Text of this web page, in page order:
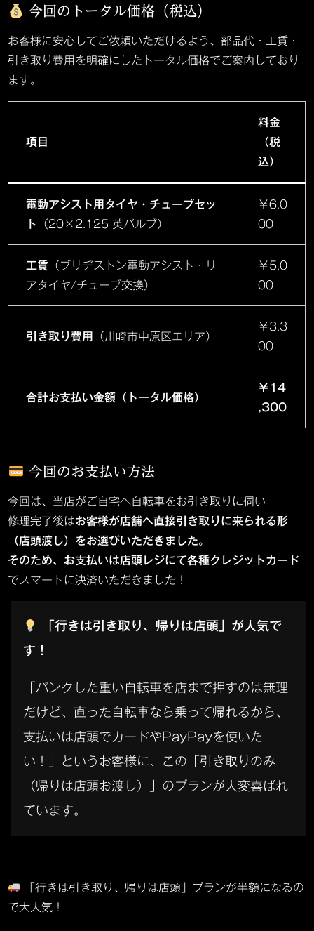
今回のトータル価格（税込）
お客様に安心してご依頼いただけるよう、部品代・工賃・
引き取り費用を明確にしたトータル価格でご案内しており
ます。
項目
料金
（税
込）
電動アシスト用タイヤ・チューブセッ
ト
（20×2.125 英バルブ）
￥6,0
00
工賃 （ブリヂストン電動アシスト・リ
アタイヤ/チューブ交換）
￥5,0
00
引き取り費用 （川崎市中原区エリア）
￥3,3
00
合計お支払い金額（トータル価格）
￥14
,300
今回のお支払い方法
今回は、当店がご自宅へ自転車をお引き取りに伺い
修理完了後はお客様が店舗へ直接引き取りに来られる形
（店頭渡し）をお選びいただきました。
そのため、お支払いは店頭レジにて各種クレジットカード
でスマートに決済いただきました！
「行きは引き取り、帰りは店頭」が人気で
す！
「パンクした重い自転車を店まで押すのは無理
だけど、直った自転車なら乗って帰れるから、
支払いは店頭でカードやPayPayを使いた
い！」というお客様に、この「引き取りのみ
（帰りは店頭お渡し）」のプランが大変喜ばれ
ています。
「行きは引き取り、帰りは店頭」プランが半額になるの
で大人気！